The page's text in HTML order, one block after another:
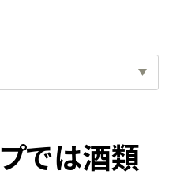
では酒類